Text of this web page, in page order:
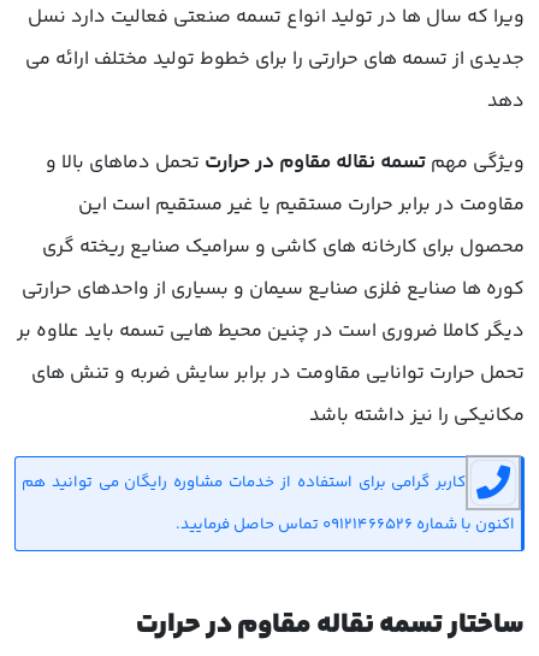
ویرا که سال ها در تولید انواع تسمه صنعتی فعالیت دارد نسل
جدیدی از تسمه های حرارتی را برای خطوط تولید مختلف ارائه می
دهد
ویژگی مهم تسمه نقاله مقاوم در حرارت تحمل دماهای بالا و
مقاومت در برابر حرارت مستقیم یا غیر مستقیم است این
محصول برای کارخانه های کاشی و سرامیک صنایع ریخته گری
کوره ها صنایع فلزی صنایع سیمان و بسیاری از واحدهای حرارتی
دیگر کاملا ضروری است در چنین محیط هایی تسمه باید علاوه بر
تحمل حرارت توانایی مقاومت در برابر سایش ضربه و تنش های
مکانیکی را نیز داشته باشد
کاربر گرامی برای استفاده از خدمات مشاوره رایگان می توانید هم
اکنون با شماره 09121466526 تماس حاصل فرمایید.
ساختار تسمه نقاله مقاوم در حرارت